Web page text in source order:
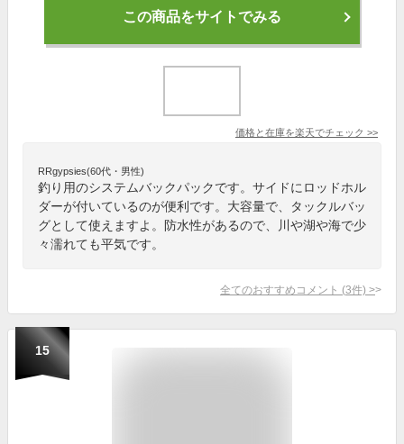
この商品をサイトでみる
価格と在庫を楽天でチェック >>
RRgypsies(60代・男性)
釣り用のシステムバックパックです。サイドにロッドホル
ダーが付いているのが便利です。大容量で、タックルバッ
グとして使えますよ。防水性があるので、川や湖や海で少
々濡れても平気です。
全てのおすすめコメント (3件) >
15